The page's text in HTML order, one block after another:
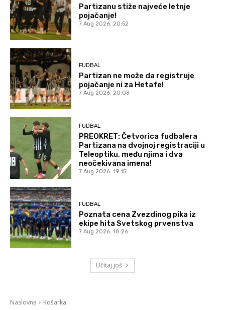
Partizanu stiže najveće letnje
pojačanje!
7 Aug 2026. 20:52
FUDBAL
Partizan ne može da registruje
pojačanje ni za Hetafe!
7 Aug 2026. 20:03
FUDBAL
PREOKRET: Četvorica fudbalera
Partizana na dvojnoj registraciji u
Teleoptiku, među njima i dva
neočekivana imena!
7 Aug 2026. 19:15
FUDBAL
Poznata cena Zvezdinog pika iz
ekipe hita Svetskog prvenstva
7 Aug 2026. 18:26
Učitaj još